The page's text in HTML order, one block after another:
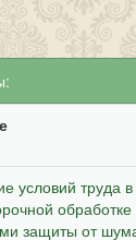
условий труда
защиты от